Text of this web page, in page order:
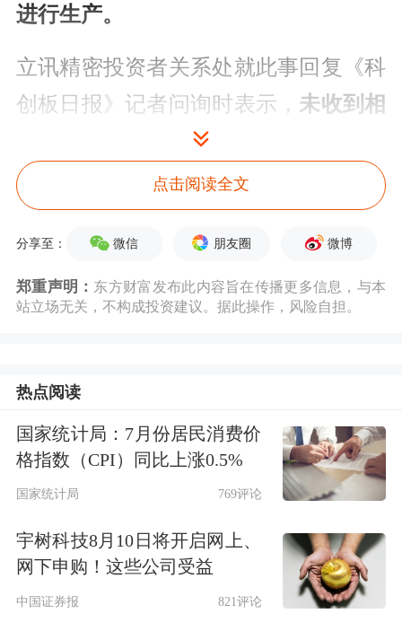
进行生产。
立讯精密投资者关系处就此事回复《科
创板日报》记者问询时表示， 未收到相
关信息，收购如达到披露标准，将会公
告。记者致电昌硕科技母公司和硕
(4938-TW)方面，截至发稿未获对方回
应。
▍昌硕科技(上海)持股立讯精密0.56%
与富士康齐名，为苹果两大组装厂商之
一。
《科创板日报》记者于11月16日来到昌
巨大的厂房和员工宿舍。地铁11号线在
此往前延伸一站路就是著名上海迪斯尼
点击阅读全文
分享至： 微信 朋友圈 微博
郑重声明： 东方财富发布此内容旨在传播更多信息，与本
站立场无关，不构成投资建议。据此操作，风险自担。
热点阅读
国家统计局：7月份居民消费价
格指数（CPI）同比上涨0.5%
国家统计局 769评论
宇树科技8月10日将开启网上、
网下申购！这些公司受益
中国证券报 821评论